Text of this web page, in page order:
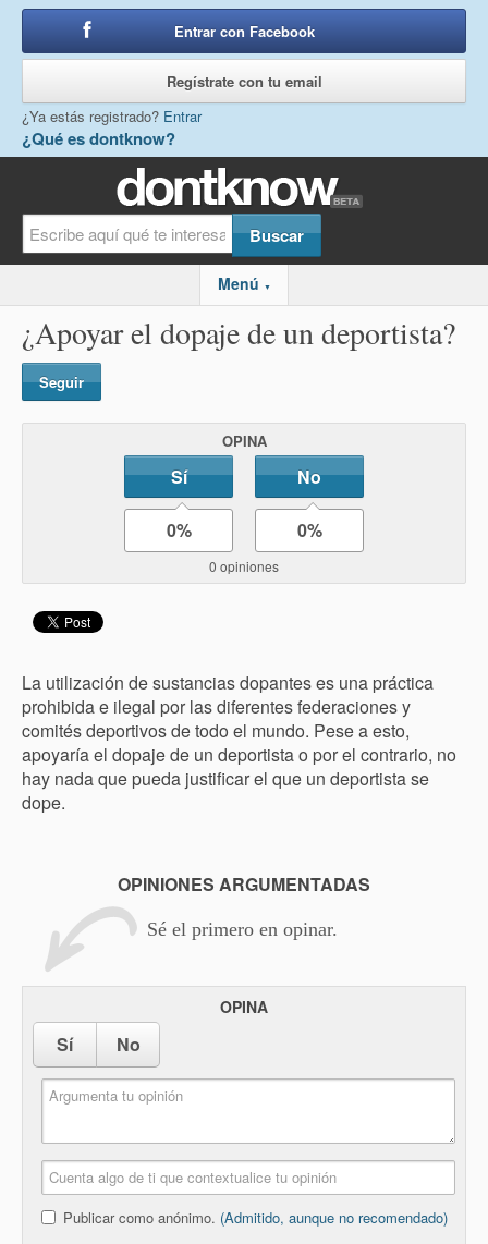
¿Qué es dontknow?
Entrar con Facebook
Regístrate con tu email
¿Ya estás registrado? Entrar
Menú ▼
¿Apoyar el dopaje de un deportista?
Seguir
OPINA
Sí No
0% 0%
0 opiniones
La utilización de sustancias dopantes es una práctica
prohibida e ilegal por las diferentes federaciones y
comités deportivos de todo el mundo. Pese a esto,
apoyaría el dopaje de un deportista o por el contrario, no
hay nada que pueda justificar el que un deportista se
dope.
OPINIONES ARGUMENTADAS
Sé el primero en opinar.
OPINA
Sí No
Publicar como anónimo. (Admitido, aunque no recomendado)